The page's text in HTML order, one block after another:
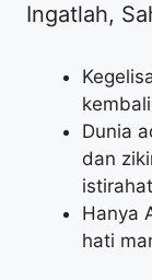
Ingatlah,
Dunia
dan
Hanya
hati